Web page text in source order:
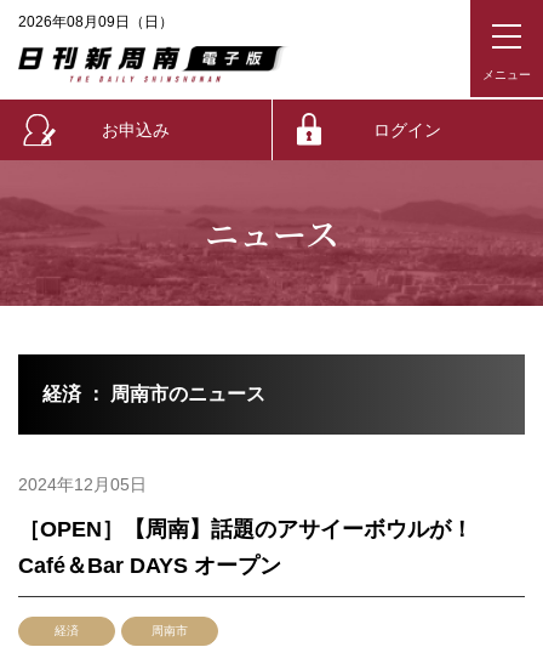
2026年08月09日（日）
お申込み ログイン
ニュース
経済 ： 周南市のニュース
2024年12月05日
［OPEN］【周南】話題のアサイーボウルが！
Café＆Bar DAYS オープン
経済 周南市